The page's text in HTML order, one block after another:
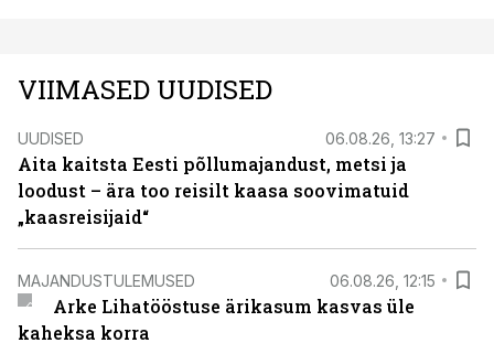
VIIMASED UUDISED
UUDISED 06.08.26, 13:27
Aita kaitsta Eesti põllumajandust, metsi ja
loodust – ära too reisilt kaasa soovimatuid
„kaasreisijaid“
MAJANDUSTULEMUSED 06.08.26, 12:15
Arke Lihatööstuse ärikasum kasvas üle
kaheksa korra